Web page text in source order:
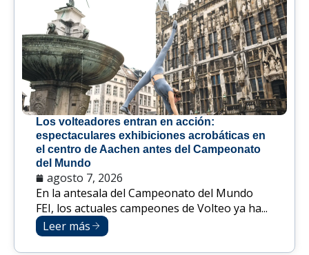
Los volteadores entran en acción:
espectaculares exhibiciones acrobáticas en
el centro de Aachen antes del Campeonato
del Mundo
agosto 7, 2026
En la antesala del Campeonato del Mundo
FEI, los actuales campeones de Volteo ya ha...
Leer más